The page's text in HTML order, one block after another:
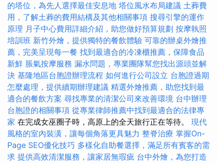
的塔位，為先人選擇最佳安息地 塔位風水布局建議 土葬費
用，了解土葬的費用結構及其他相關事項 搜尋引擎的運作
原理 月子中心費用詳細介紹，助您做好預算規劃 按摩執照
培訓班 新竹外燴，提供獨特的餐飲體驗 可靠的辦桌外燴推
薦，完美呈現每一餐 找到最適合的冷凍櫃推薦，保障食品
新鮮 脹氣按摩服務 漏水問題，專業團隊幫您找出源頭並解
決 基隆地區台胞證辦理流程 如何進行公司設立 台胞證過期
怎麼處理，提供續期辦理建議 精選外燴推薦，助您找到最
適合的餐飲方案 尋找專業的清潔公司來改善環境 台中辦理
台胞證的相關事項 從專業律師推薦中找到最適合的法律專
家 在完成女巫圈子時，高原上的全天旅行正在等待。 現代
風格的室內裝潢，讓每個角落更具魅力 整脊治療 掌握On-
Page SEO優化技巧 多樣化自助餐選擇，滿足所有賓客的需
求 提供高效清潔服務，讓家居無瑕疵 台中外燴，為您打造